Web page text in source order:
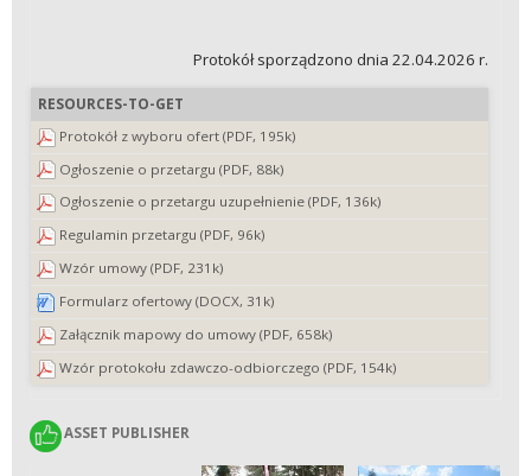
Protokół sporządzono dnia 22.04.2026 r.
RESOURCES-TO-GET
Protokół z wyboru ofert (PDF, 195k)
Ogłoszenie o przetargu (PDF, 88k)
Ogłoszenie o przetargu uzupełnienie (PDF, 136k)
Regulamin przetargu (PDF, 96k)
Wzór umowy (PDF, 231k)
Formularz ofertowy (DOCX, 31k)
Załącznik mapowy do umowy (PDF, 658k)
Wzór protokołu zdawczo-odbiorczego (PDF, 154k)
ASSET PUBLISHER
ASSET PUBLISHER